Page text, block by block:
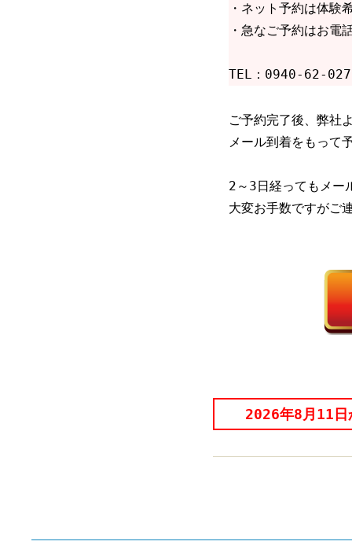
・ネット予約は体験
・急なご予約はお電
TEL：0940-62-
ご予約完了後、弊社
メール到着をもって
2～3日経ってもメー
大変お手数ですがご
2026年8月11日